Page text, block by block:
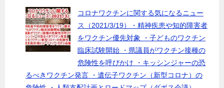
コロナワクチンに関する気になるニュー
ス（2021/3/19）・精神疾患や知的障害者
をワクチン優先対象 ・子どものワクチン
臨床試験開始 ・県議員がワクチン接種の
危険性を呼びかけ ・キッシンジャーの恐
るべきワクチン発言 ・遺伝子ワクチン（新型コロナ）の